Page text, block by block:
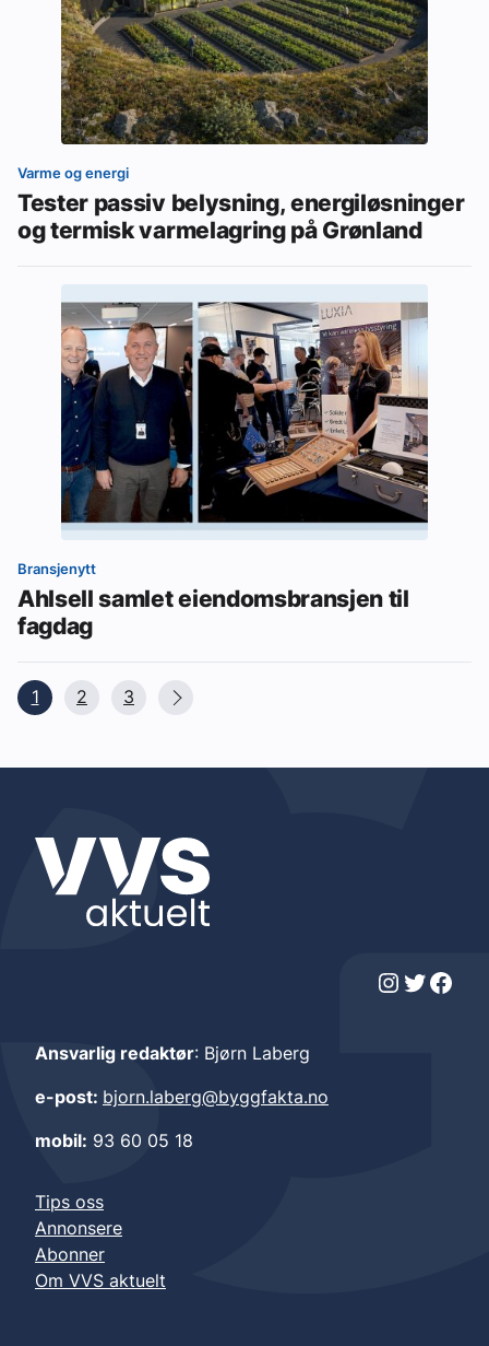
Varme og energi
Tester passiv belysning, energiløsninger
og termisk varmelagring på Grønland
Bransjenytt
Ahlsell samlet eiendomsbransjen til
fagdag
1 2 3
Instagram Twitter Facebook
Ansvarlig redaktør: Bjørn Laberg
e-post: bjorn.laberg@byggfakta.no
mobil: 93 60 05 18
Tips oss
Annonsere
Abonner
Om VVS aktuelt